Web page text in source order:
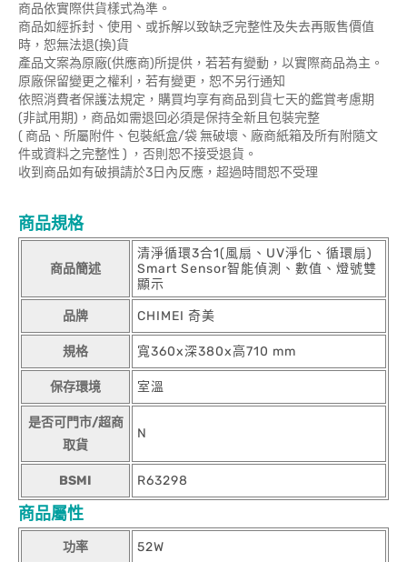
商品依實際供貨樣式為準。
商品如經拆封、使用、或拆解以致缺乏完整性及失去再販售價值
時，恕無法退(換)貨
產品文案為原廠(供應商)所提供，若若有變動，以實際商品為主。
原廠保留變更之權利，若有變更，恕不另行通知
依照消費者保護法規定，購買均享有商品到貨七天的鑑賞考慮期
(非試用期)，商品如需退回必須是保持全新且包裝完整
( 商品、所屬附件、包裝紙盒/袋 無破壞、廠商紙箱及所有附隨文
件或資料之完整性 ) ，否則恕不接受退貨。
收到商品如有破損請於3日內反應，超過時間恕不受理
商品規格
商品簡述
清淨循環3合1(風扇、UV淨化、循環扇)
Smart Sensor智能偵測、數值、燈號雙
顯示
品牌 CHIMEI 奇美
規格 寬360x深380x高710 mm
保存環境 室溫
是否可門市/超商
取貨
N
BSMI R63298
商品屬性
功率 52W